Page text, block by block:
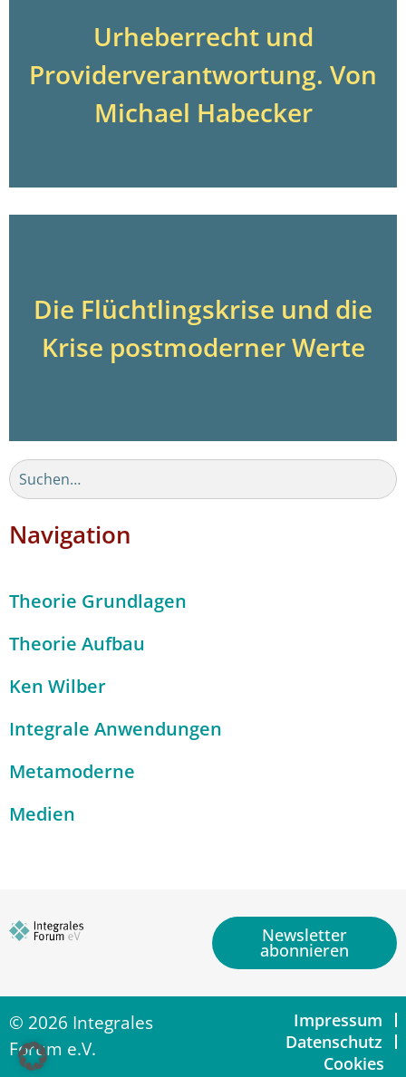
Urheberrecht und
Providerverantwortung. Von
Michael Habecker
Die Flüchtlingskrise und die
Krise postmoderner Werte
Navigation
Theorie Grundlagen
Theorie Aufbau
Ken Wilber
Integrale Anwendungen
Metamoderne
Medien
Newsletter
abonnieren
© 2026 Integrales
Forum e.V.
Impressum
Datenschutz
Cookies